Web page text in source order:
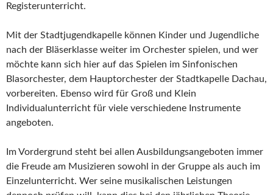
Registerunterricht.
Mit der Stadtjugendkapelle können Kinder und Jugendliche
nach der Bläserklasse weiter im Orchester spielen, und wer
möchte kann sich hier auf das Spielen im Sinfonischen
Blasorchester, dem Hauptorchester der Stadtkapelle Dachau,
vorbereiten. Ebenso wird für Groß und Klein
Individualunterricht für viele verschiedene Instrumente
angeboten.
Im Vordergrund steht bei allen Ausbildungsangeboten immer
die Freude am Musizieren sowohl in der Gruppe als auch im
Einzelunterricht. Wer seine musikalischen Leistungen